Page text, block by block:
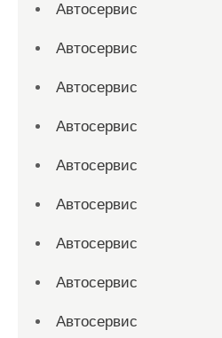
Автосервис
Автосервис
Автосервис
Автосервис
Автосервис
Автосервис
Автосервис
Автосервис
Автосервис